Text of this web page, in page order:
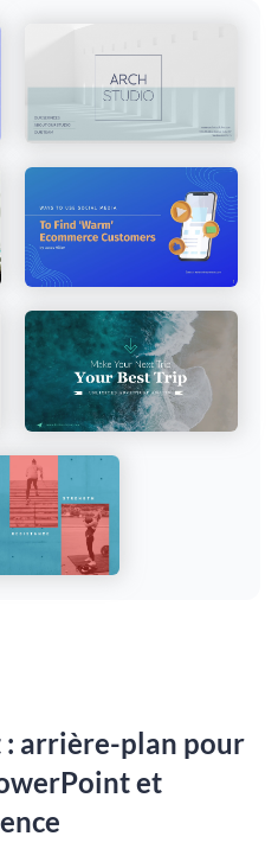
: arrière-plan pour
et